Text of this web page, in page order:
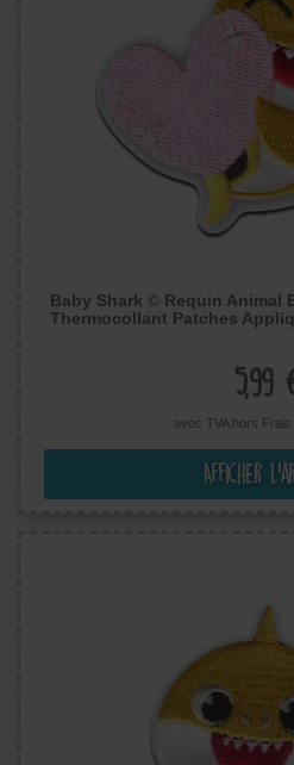
Baby Shark © Requin Animal
Thermocollant Patches
5,99
avec TVA hors
Afficher